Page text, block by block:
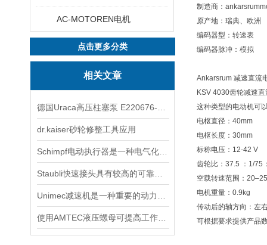
AC-MOTOREN电机
点击更多分类
相关文章
dr.kaiser砂轮修整工具应用
制造商：
原产地：瑞典、欧洲
编码器型：转速表
编码器脉冲：模拟
Ankarsrum 减速直流
KSV 4030齿轮减速直
这种类型的电动机可
电枢直径：40mm
电枢长度：30mm
标称电压：12-42 V
齿轮比：37.5 ：1/75
空载转速范围：
电机重量：0.9kg
传动后的轴方向：左
可根据要求提供产品